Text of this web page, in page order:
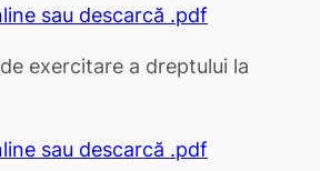
sau descarcă .pdf
exercitare a dreptului la
sau descarcă .pdf